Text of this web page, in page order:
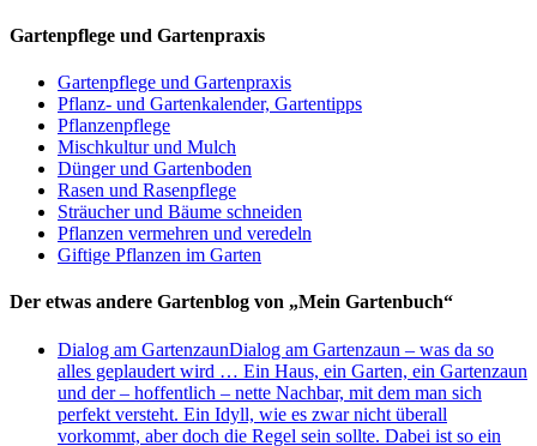
Gartenpflege und Gartenpraxis
Gartenpflege und Gartenpraxis
Pflanz- und Gartenkalender, Gartentipps
Pflanzenpflege
Mischkultur und Mulch
Dünger und Gartenboden
Rasen und Rasenpflege
Sträucher und Bäume schneiden
Pflanzen vermehren und veredeln
Giftige Pflanzen im Garten
Der etwas andere Gartenblog von „Mein Gartenbuch“
Dialog am GartenzaunDialog am Gartenzaun – was da so
alles geplaudert wird … Ein Haus, ein Garten, ein Gartenzaun
und der – hoffentlich – nette Nachbar, mit dem man sich
perfekt versteht. Ein Idyll, wie es zwar nicht überall
vorkommt, aber doch die Regel sein sollte. Dabei ist so ein